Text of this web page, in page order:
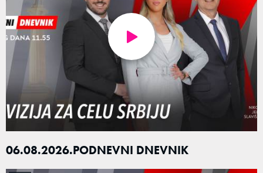
06.08.2026.PODNEVNI DNEVNIK